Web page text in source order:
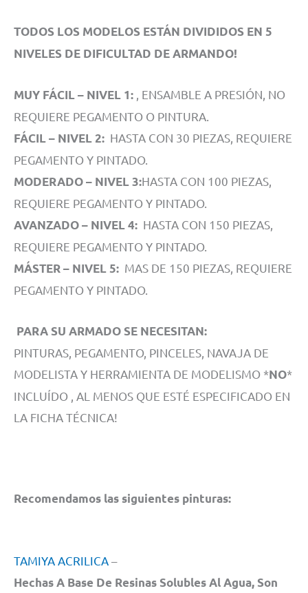
TODOS LOS MODELOS ESTÁN DIVIDIDOS EN 5
NIVELES DE DIFICULTAD DE ARMANDO!
MUY FÁCIL – NIVEL 1: , ENSAMBLE A PRESIÓN, NO
REQUIERE PEGAMENTO O PINTURA.
FÁCIL – NIVEL 2: HASTA CON 30 PIEZAS, REQUIERE
PEGAMENTO Y PINTADO.
MODERADO – NIVEL 3:HASTA CON 100 PIEZAS,
REQUIERE PEGAMENTO Y PINTADO.
AVANZADO – NIVEL 4: HASTA CON 150 PIEZAS,
REQUIERE PEGAMENTO Y PINTADO.
MÁSTER – NIVEL 5: MAS DE 150 PIEZAS, REQUIERE
PEGAMENTO Y PINTADO.
PARA SU ARMADO SE NECESITAN:
PINTURAS, PEGAMENTO, PINCELES, NAVAJA DE
MODELISTA Y HERRAMIENTA DE MODELISMO *NO*
INCLUÍDO , AL MENOS QUE ESTÉ ESPECIFICADO EN
LA FICHA TÉCNICA!
Recomendamos las siguientes pinturas:
TAMIYA ACRILICA–
Hechas A Base De Resinas Solubles Al Agua, Son